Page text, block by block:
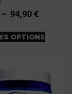
– 94,90 €
OPTIONS